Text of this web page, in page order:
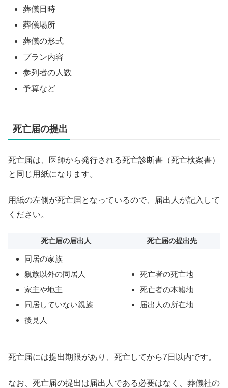
葬儀日時
葬儀場所
葬儀の形式
プラン内容
参列者の人数
予算など
死亡届の提出
死亡届は、医師から発行される死亡診断書（死亡検案書）
と同じ用紙になります。
用紙の左側が死亡届となっているので、届出人が記入して
ください。
死亡届の届出人 死亡届の提出先
同居の家族
親族以外の同居人
家主や地主
同居していない親族
後見人
死亡者の死亡地
死亡者の本籍地
届出人の所在地
死亡届には提出期限があり、死亡してから7日以内です。
なお、死亡届の提出は届出人である必要はなく、葬儀社の